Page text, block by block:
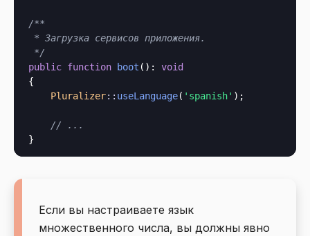
/**
* Загрузка сервисов приложения.
*/
public function boot (): void
{
Pluralizer:: useLanguage( 'spanish' );
// ...
Если вы настраиваете язык
множественного числа, вы должны явно